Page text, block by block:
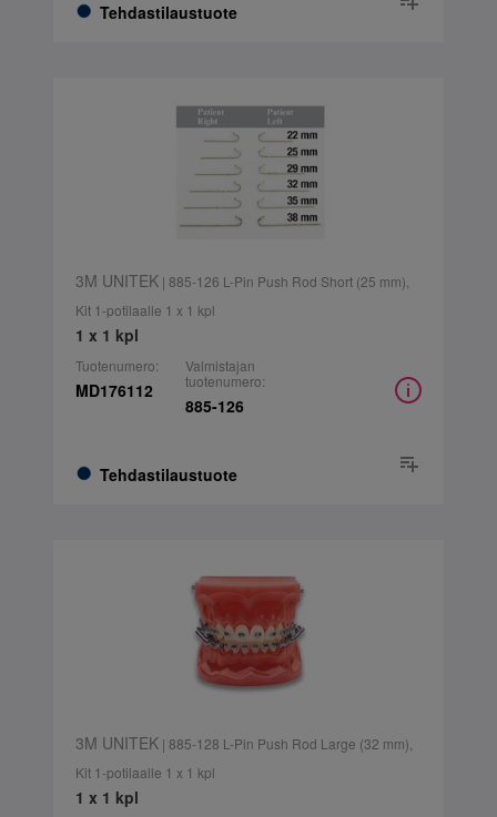
Tehdastilaustuote
3M UNITEK| 885-126 L-Pin Push Rod Short (25 mm),
Kit 1-potilaalle 1 x 1 kpl
1 x 1 kpl
Tuotenumero:
MD176112
Tehdastilaustuote
Valmistajan
tuotenumero:
885-126
3M UNITEK| 885-128 L-Pin Push Rod Large (32 mm),
Kit 1-potilaalle 1 x 1 kpl
1 x 1 kpl